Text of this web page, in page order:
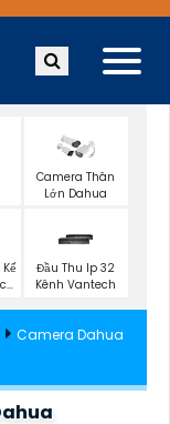
Camera Thân
Lớn Dahua
Đầu Thu Ip 32
Kênh Vantech
Camera Dahua